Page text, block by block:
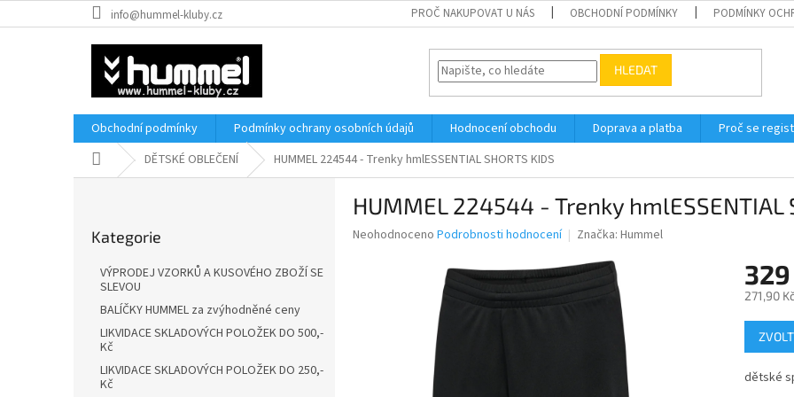
na
info@hummel-kluby.cz PROČ NAKUPOVAT U NÁS OBCHODNÍ PODMÍNKY PODMÍNKY
HLEDAT
Obchodní podmínky Podmínky ochrany osobních údajů Hodnocení obchodu Doprava a platba Proč se
Domů DĚTSKÉ OBLEČENÍ HUMMEL 224544 - Trenky hmlESSENTIAL SHORTS KIDS
kategorie
Kategorie
VÝPRODEJ VZORKŮ A KUSOVÉHO ZBOŽÍ SE
SLEVOU
BALÍČKY HUMMEL za zvýhodněné ceny
LIKVIDACE SKLADOVÝCH POLOŽEK DO 500,-
Kč
LIKVIDACE SKLADOVÝCH POLOŽEK DO 250,-
Kč
HUMMEL 224544 - Trenky hmlESSENTIAL
Průměrné
Neohodnoceno Podrobnosti hodnocení Značka: Hummel
271,90
Měrná
cena:
dětské